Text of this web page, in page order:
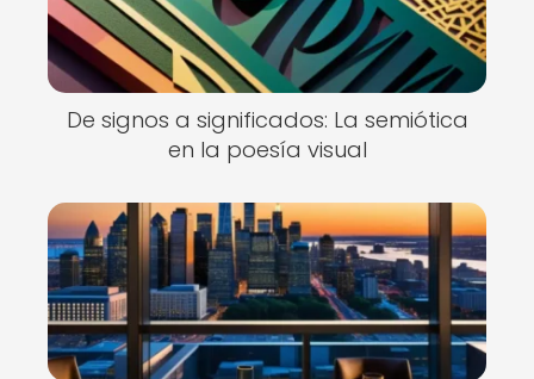
De signos a significados: La semiótica
en la poesía visual